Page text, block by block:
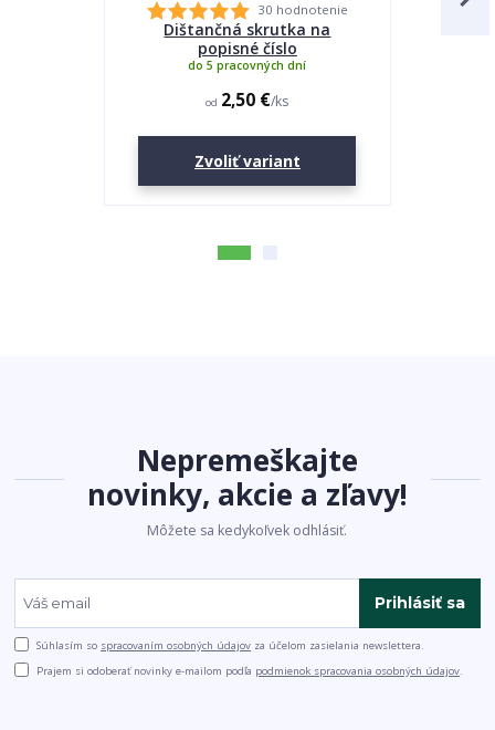
30 hodnotenie
Dištančná skrutka na
popisné číslo
od 2,50 €/ks
do 5 pracovných dní
Zvoliť variant
Nepremeškajte
novinky, akcie a zľavy!
Môžete sa kedykoľvek odhlásiť.
Prihlásiť sa
Súhlasím so spracovaním osobných údajov za účelom zasielania newslettera.
Prajem si odoberať novinky e-mailom podľa podmienok spracovania osobných údajov.